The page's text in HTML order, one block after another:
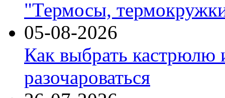
"Термосы,
05-08-2026
Как выбрать кастрюлю
разочароваться